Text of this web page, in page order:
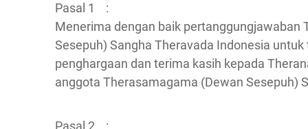
Pasal 1 :
Menerima dengan baik pertanggungjawaban
Sesepuh) Sangha Theravada Indonesia
penghargaan dan terima kasih kepada
anggota Therasamagama (Dewan Sesepuh)
Pasal 2 :